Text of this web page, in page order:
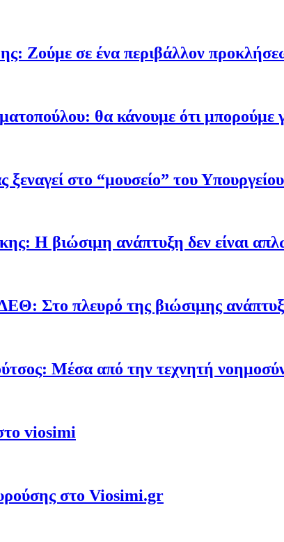
Ζούμε σε ένα περιβάλλον
θα κάνουμε ότι μπορούμε
στο “μουσείο” του
Η βιώσιμη ανάπτυξη δεν είναι
Στο πλευρό της βιώσιμης
Μέσα από την τεχνητή
viosimi
στο Viosimi.gr